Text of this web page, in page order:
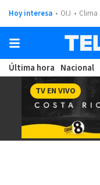
Hoy interesa OIJ Clima
Última hora Nacional
TV EN VIVO